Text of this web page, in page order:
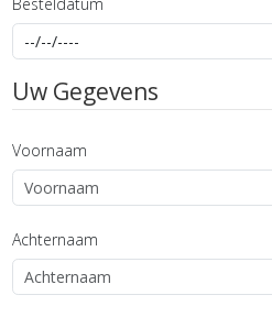
Uw Gegevens
Voornaam
Achternaam